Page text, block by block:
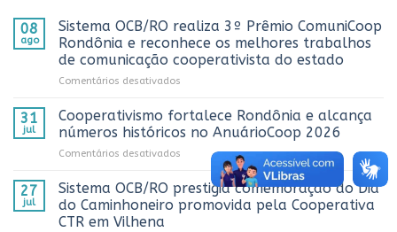
08
ago
Sistema OCB/RO realiza 3º Prêmio ComuniCoop
Rondônia e reconhece os melhores trabalhos
de comunicação cooperativista do estado
Comentários desativados
OCB/RO
3º
Prêmio
ComuniCoop
Rondônia
e
reconhece
31
jul
Cooperativismo fortalece Rondônia e alcança
números históricos no AnuárioCoop 2026
Comentários desativados
Cooperativismo
fortalece
Rondônia
e
27
jul
Sistema OCB/RO prestigia comemoração do Dia
do Caminhoneiro promovida pela Cooperativa
CTR em Vilhena